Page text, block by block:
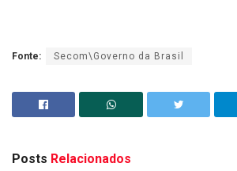
Fonte: Secom\Governo da Brasil
Posts Relacionados